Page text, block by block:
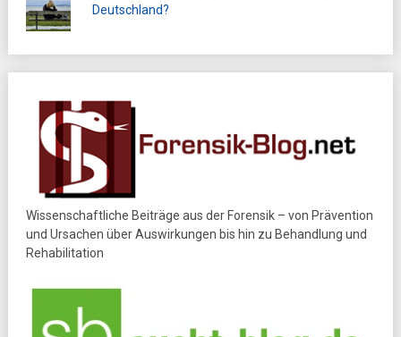
Deutschland?
Wissenschaftliche Beiträge aus der Forensik – von Prävention
und Ursachen über Auswirkungen bis hin zu Behandlung und
Rehabilitation